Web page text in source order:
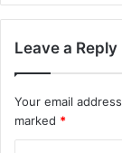
Leave a Reply
Your email
marked *